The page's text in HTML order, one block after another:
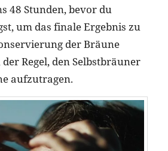
48 Stunden, bevor du
um das finale Ergebnis zu
der Bräune
Regel, den Selbstbräuner
aufzutragen.